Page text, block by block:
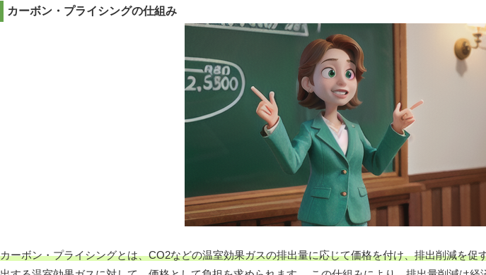
カーボン・プライシングの仕組み
カーボン・プライシングとは、CO2などの温室効果ガスの排出量に応じて価格を付け、排出削減を促